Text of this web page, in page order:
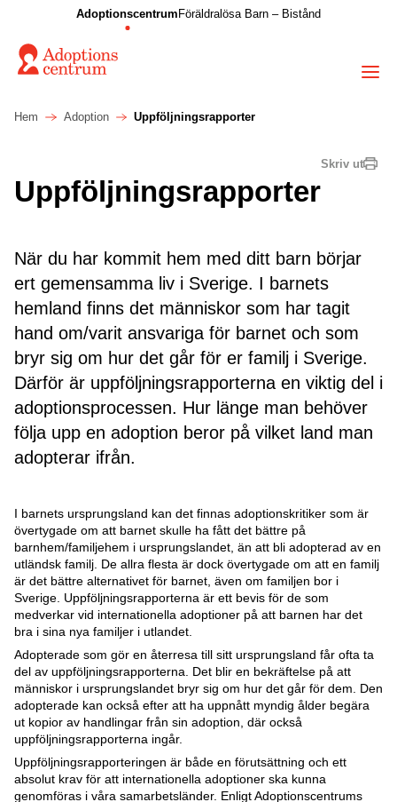
Adoptionscentrum Föräldralösa Barn – Bistånd
Hem Adoption Uppföljningsrapporter
Skriv ut
Uppföljningsrapporter
När du har kommit hem med ditt barn börjar
ert gemensamma liv i Sverige. I barnets
hemland finns det människor som har tagit
hand om/varit ansvariga för barnet och som
bryr sig om hur det går för er familj i Sverige.
Därför är uppföljningsrapporterna en viktig del i
adoptionsprocessen. Hur länge man behöver
följa upp en adoption beror på vilket land man
adopterar ifrån.
I barnets ursprungsland kan det finnas adoptionskritiker som är
övertygade om att barnet skulle ha fått det bättre på
barnhem/familjehem i ursprungslandet, än att bli adopterad av en
utländsk familj. De allra flesta är dock övertygade om att en familj
är det bättre alternativet för barnet, även om familjen bor i
Sverige. Uppföljningsrapporterna är ett bevis för de som
medverkar vid internationella adoptioner på att barnen har det
bra i sina nya familjer i utlandet.
Adopterade som gör en återresa till sitt ursprungsland får ofta ta
del av uppföljningsrapporterna. Det blir en bekräftelse på att
människor i ursprungslandet bryr sig om hur det går för dem. Den
adopterade kan också efter att ha uppnått myndig ålder begära
ut kopior av handlingar från sin adoption, där också
uppföljningsrapporterna ingår.
Uppföljningsrapporteringen är både en förutsättning och ett
absolut krav för att internationella adoptioner ska kunna
genomföras i våra samarbetsländer. Enligt Adoptionscentrums